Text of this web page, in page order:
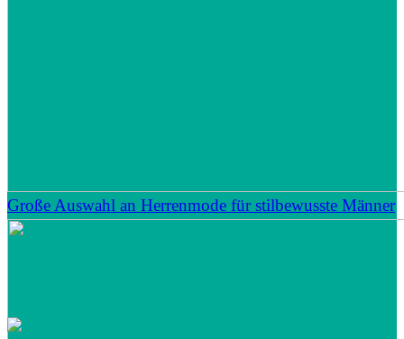
Große Auswahl an Herrenmode für stilbewusste Männer